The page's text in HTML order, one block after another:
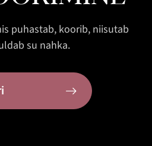
puhastab, koorib, niisutab
su nahka.